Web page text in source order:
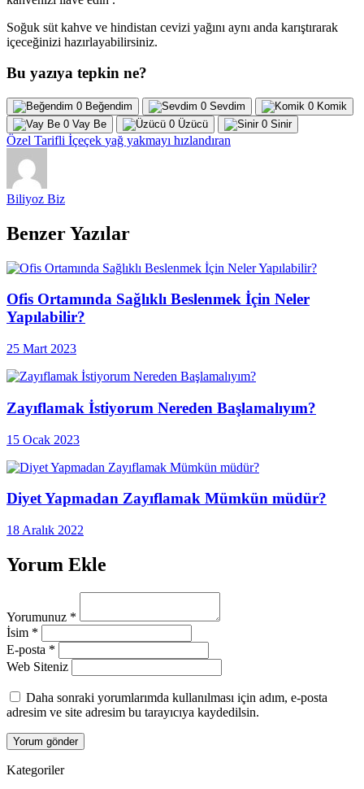
Soğuk süt kahve ve hindistan cevizi yağını aynı anda karıştırarak
içeceğinizi hazırlayabilirsiniz.
Bu yazıya tepkin ne?
0 Beğendim 0 Sevdim 0 Komik
0 Vay Be 0 Üzücü 0 Sinir
Özel Tarifli İçeçek yağ yakmayı hızlandıran
Biliyoz Biz
Benzer Yazılar
Ofis Ortamında Sağlıklı Beslenmek İçin Neler
Yapılabilir?
25 Mart 2023
Zayıflamak İstiyorum Nereden Başlamalıyım?
15 Ocak 2023
Diyet Yapmadan Zayıflamak Mümkün müdür?
18 Aralık 2022
Yorum Ekle
Yorumunuz *
İsim *
E-posta *
Web Siteniz
Daha sonraki yorumlarımda kullanılması için adım, e-posta
adresim ve site adresim bu tarayıcıya kaydedilsin.
Kategoriler